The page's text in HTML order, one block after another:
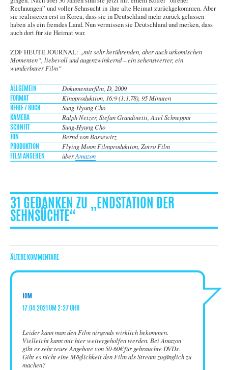
Rechnungen” und voller Sehnsucht in ihre alte Heimat zurückgekommen. Aber
sie realisieren erst in Korea, dass sie in Deutschland mehr zurück gelassen
haben als ein fremdes Land. Nun vermissen sie Deutschland und merken, dass
auch dort für sie Heimat war.
ZDF HEUTE JOURNAL: „mit sehr berührenden, aber auch urkomischen
Momenten“, liebevoll und augenzwinkernd – ein sehenswerter, ein
wunderbarer Film“
ALLGEMEIN Dokumentarfilm, D, 2009
FORMAT Kinoproduktion, 16:9 (1:1,78), 95 Minuten
REGIE / BUCH Sung-Hyung Cho
KAMERA Ralph Netzer, Stefan Grandinetti, Axel Schneppat
SCHNITT Sung-Hyung Cho
TON Bernd von Bassewitz
PRODUKTION Flying Moon Filmproduktion, Zorro Film
FILM ANSEHEN überAmazon
31 GEDANKEN ZU „ENDSTATION DER
SEHNSÜCHTE“
KOMMENTARNAVIGATION
ÄLTERE KOMMENTARE
TOM
17.04.2021 UM 2:27 UHR
Leider kann man den Film nirgends wirklich bekommen.
Vielleicht kann mir hier weitergeholfen werden. Bei Amazon
gibt es sehr teure Angebote von 50-60€ für gebrauchte DVDs.
Gibt es nicht eine Möglichkeit den Film als Stream zugänglich zu
machen?